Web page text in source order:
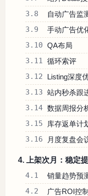
3.8 自动广告监
3.9 手动广告优
3.10 QA布局
3.11 循环索评
3.12 Listing深度
3.13 站内秒杀跟
3.14 数据周报分
3.15 库存返单计
3.16 月度复盘会
4. 上架次月：稳定
4.1 销量趋势预
4.2 广告ROI控制